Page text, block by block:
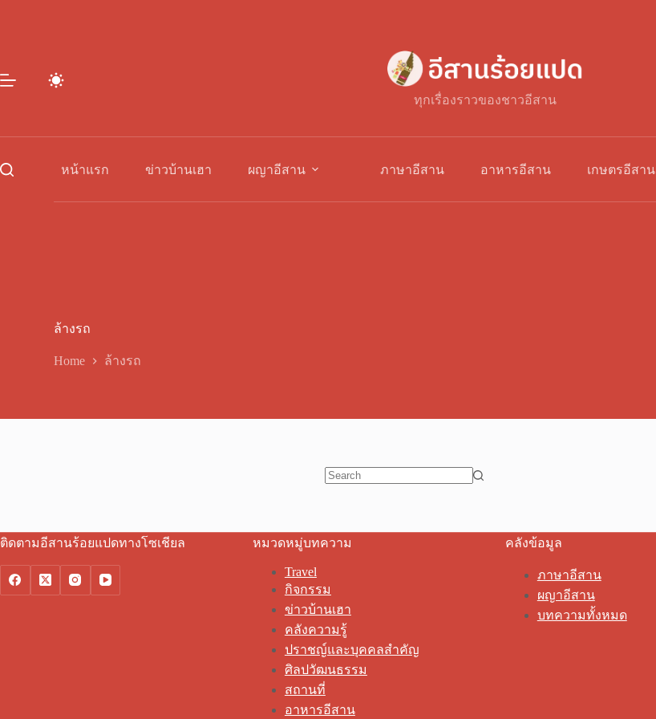
ทุกเรื่องราวของชาวอีสาน
หน้าแรก ข่าวบ้านเฮา ผญาอีสาน ภาษาอีสาน อาหารอีสาน เกษตรอีสาน
ล้างรถ
Home ล้างรถ
ติดตามอีสานร้อยแปดทางโซเชียล หมวดหมู่บทความ
Travel
กิจกรรม
ข่าวบ้านเฮา
คลังความรู้
ปราชญ์และบุคคลสำคัญ
ศิลปวัฒนธรรม
สถานที่
อาหารอีสาน
คลังข้อมูล
ภาษาอีสาน
ผญาอีสาน
บทความทั้งหมด